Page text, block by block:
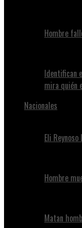
Hombre
Identifican
mira quién
Nacionales
Eli
Hombre
Matan